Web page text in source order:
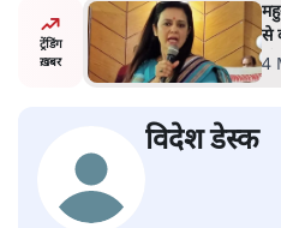
ट्रेंडिंग
ख़बर
कहा- ' अंडों
सेनानी
विदेश डेस्क